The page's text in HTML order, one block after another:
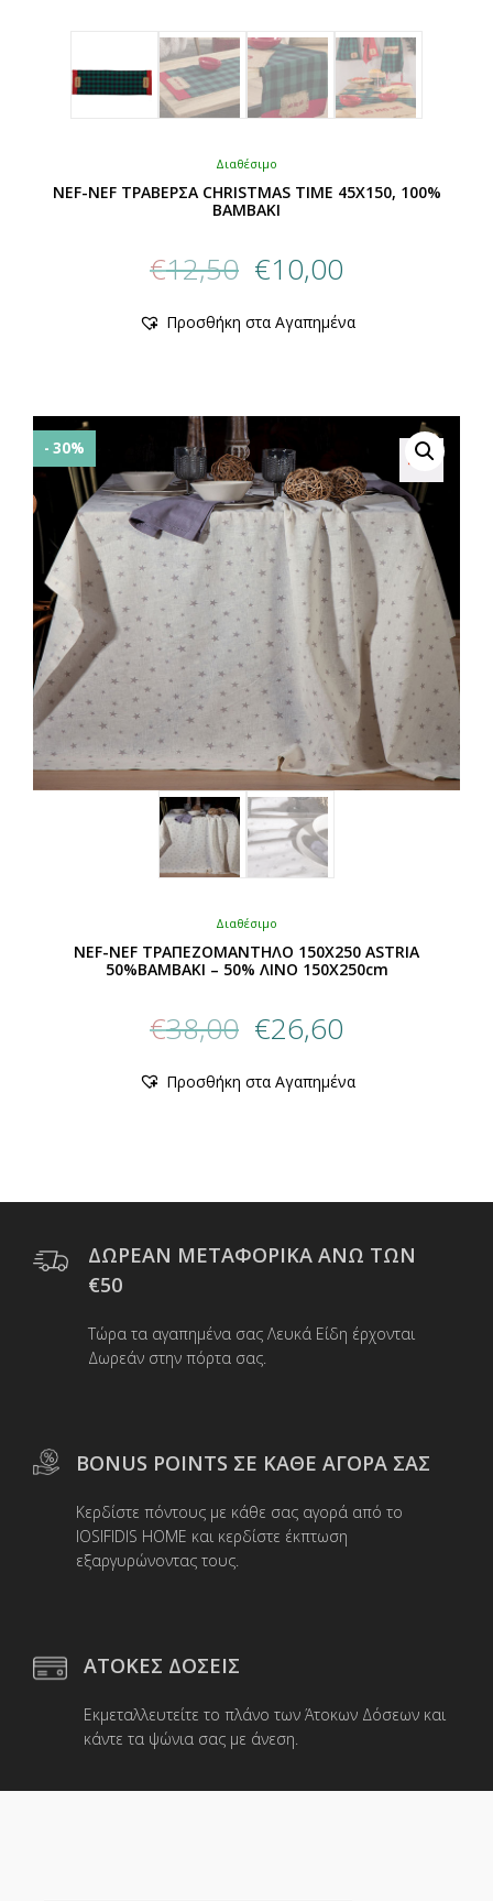
Διαθέσιμο
NEF-NEF ΤΡΑΒΕΡΣΑ CHRISTMAS TIME 45Χ150, 100%
BAMBAKI
€12,50
price
€12,50.
€10,00
είναι:
το
παραλλαγές.
Οι
επιλογές
μπορούν
να
επιλεγούν
στη
σελίδα
του
προϊόντος
Προσθήκη στα Αγαπημένα
- 30%
Διαθέσιμο
NEF-NEF ΤΡΑΠΕΖΟΜΑΝΤΗΛΟ 150X250 ASTRIA
50%ΒΑΜΒΑΚΙ – 50% ΛΙΝΟ 150Χ250cm
€38,00
price
€38,00.
€26,60
είναι:
το
Οι
μπορούν
σελίδα
του
Προσθήκη στα Αγαπημένα
ΔΩΡΕΑΝ ΜΕΤΑΦΟΡΙΚΑ ΑΝΩ ΤΩΝ
€50
Τώρα τα αγαπημένα σας Λευκά Είδη έρχονται
Δωρεάν στην πόρτα σας.
BONUS POINTS ΣΕ ΚΑΘΕ ΑΓΟΡΑ ΣΑΣ
Κερδίστε πόντους με κάθε σας αγορά από το
IOSIFIDIS HOME και κερδίστε έκπτωση
εξαργυρώνοντας τους.
ΑΤΟΚΕΣ ΔΟΣΕΙΣ
Εκμεταλλευτείτε το πλάνο των Άτοκων Δόσεων και
κάντε τα ψώνια σας με άνεση.